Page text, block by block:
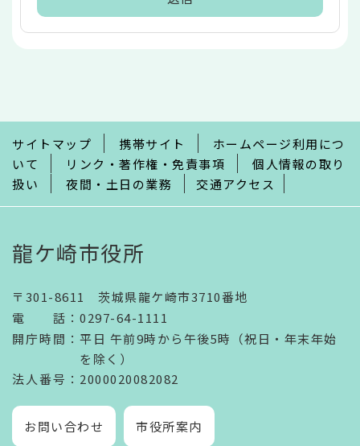
で
サイトマップ 携帯サイト
ホームページ利用につ
いて
リンク・著作権・免責事項
個人情報の取り
扱い
夜間・土日の業務 交通アクセス
龍ケ崎市役所
〒301-8611 茨城県龍ケ崎市3710番地
電話 ： 0297-64-1111
開庁時間 ： 平日 午前9時から午後5時（祝日・年末年始
を除く）
法人番号 ：2000020082082
お問い合わせ 市役所案内